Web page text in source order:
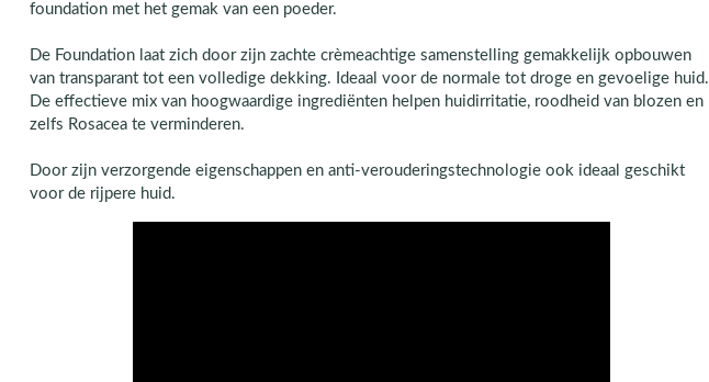
foundation met het gemak van een poeder.
De Foundation laat zich door zijn zachte crèmeachtige samenstelling gemakkelijk opbouwen
van transparant tot een volledige dekking. Ideaal voor de normale tot droge en gevoelige huid.
De effectieve mix van hoogwaardige ingrediënten helpen huidirritatie, roodheid van blozen en
zelfs Rosacea te verminderen.
Door zijn verzorgende eigenschappen en anti-verouderingstechnologie ook ideaal geschikt
voor de rijpere huid.